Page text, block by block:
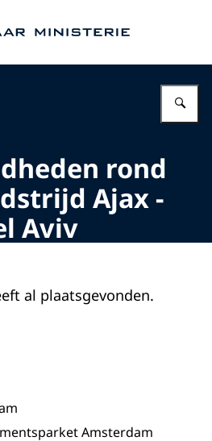
rond
Ajax -
Aviv
al plaatsgevonden.
Amsterdam